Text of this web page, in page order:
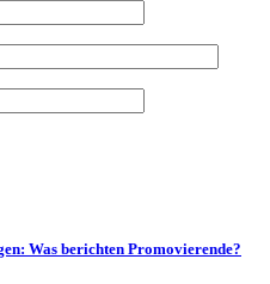
Was berichten Promovierende?